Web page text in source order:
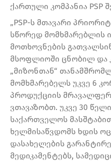
ქართული კომპანია PSP
„PSP-ს მთავარი
სწორედ მომხმარებლის
მოთხოვნების
მსოფლიოში ცნობილ და
„მიზონთან“
მომხმარებელს უკვე 6
პროდუქციის
ვთავაზობთ. უკვე 30
საქართველოს
ხელმისაწვდომს ხდის
დასახელების
მედიკამენტებს,